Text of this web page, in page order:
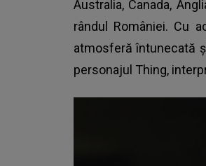
Australia, Canada,
rândul României. Cu
atmosferă întunecată
personajul Thing,